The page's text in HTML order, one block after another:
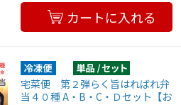
カートに入れる
宅菜便 第２弾らく旨はればれ弁
当４０種 A・B・C・Ｄセット【お